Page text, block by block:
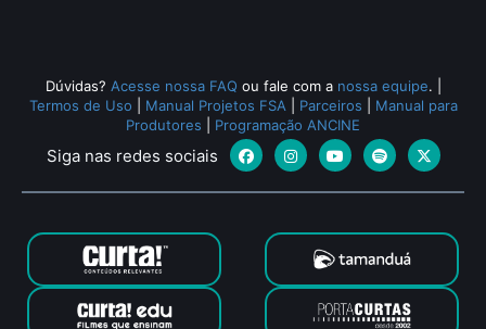
Dúvidas? Acesse nossa FAQ ou fale com a nossa equipe.
Termos de Uso
Manual Projetos FSA Parceiros
Manual para
Produtores
Programação ANCINE
Siga nas redes sociais